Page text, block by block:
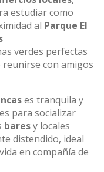
estudiar como
al Parque El
verdes perfectas
con amigos
es tranquila y
para socializar
baresy locales
distendido, ideal
en compañía de